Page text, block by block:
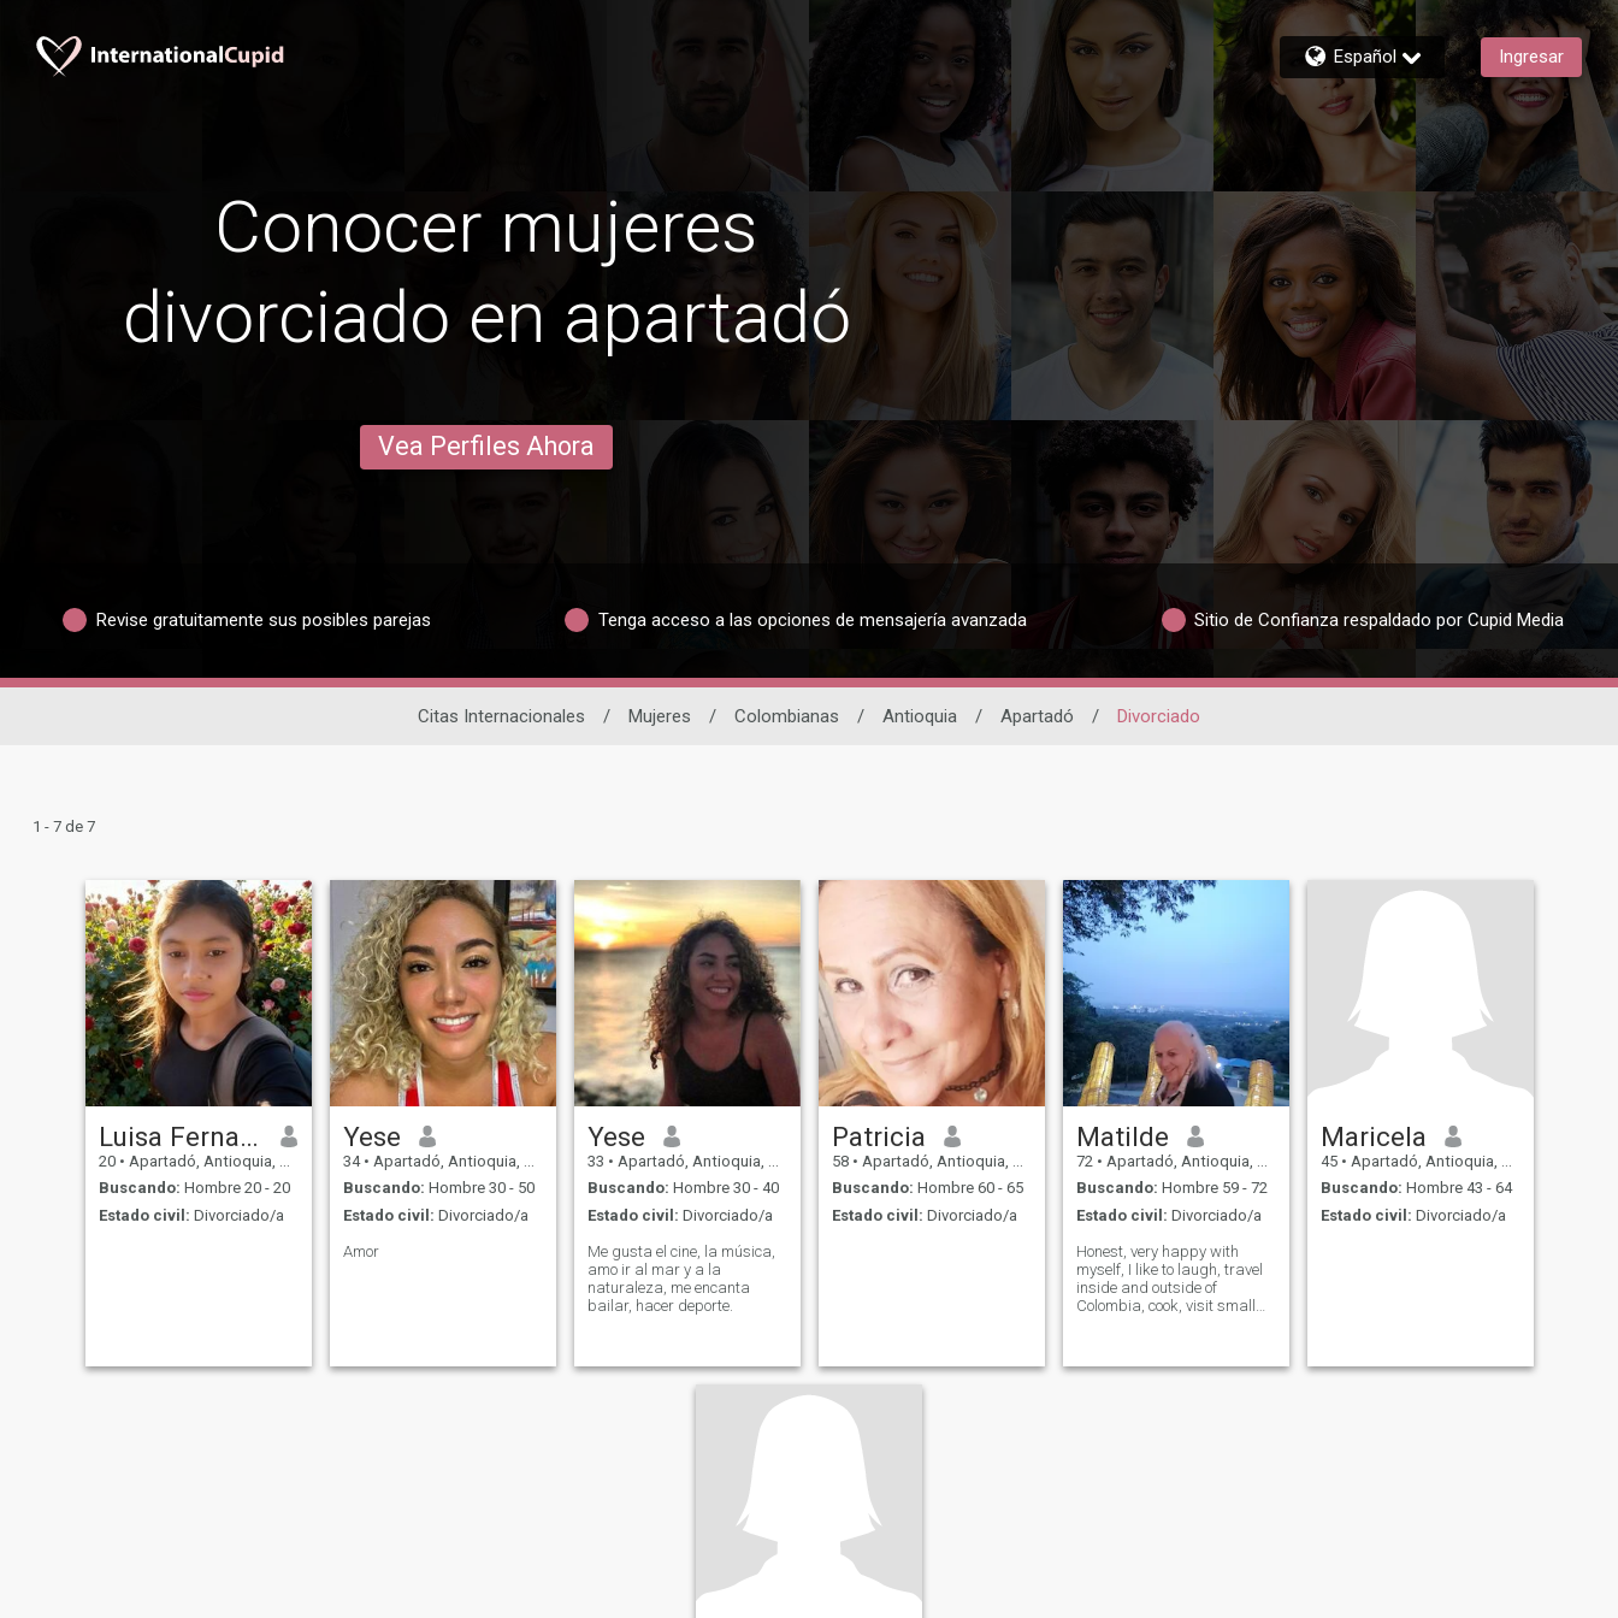
Español Ingresar
Conocer mujeres
divorciado en apartadó
Vea Perfiles Ahora
Revise gratuitamente sus posibles parejas Tenga acceso a las opciones de mensajería avanzada Sitio de Confianza respaldado por Cupid Media
Citas Internacionales / Mujeres / Colombianas / Antioquia / Apartadó / Divorciado
1 - 7 de 7
Luisa Fernanda
20 • Apartadó, Antioquia, Colombia
Buscando: Hombre 20 - 20
Estado civil: Divorciado/a
Yese
34 • Apartadó, Antioquia, Colombia
Buscando: Hombre 30 - 50
Estado civil: Divorciado/a
Amor
Yese
33 • Apartadó, Antioquia, Colombia
Buscando: Hombre 30 - 40
Estado civil: Divorciado/a
Me gusta el cine, la música,
amo ir al mar y a la
naturaleza, me encanta
bailar, hacer deporte.
Patricia
58 • Apartadó, Antioquia, Colombia
Buscando: Hombre 60 - 65
Estado civil: Divorciado/a
Matilde
72 • Apartadó, Antioquia, Colombia
Buscando: Hombre 59 - 72
Estado civil: Divorciado/a
Honest, very happy with
myself, I like to laugh, travel
inside and outside of
Colombia, cook, visit small
Narcotics , hard-working
Maricela
45 • Apartadó, Antioquia, Colombia
Buscando: Hombre 43 - 64
Estado civil: Divorciado/a